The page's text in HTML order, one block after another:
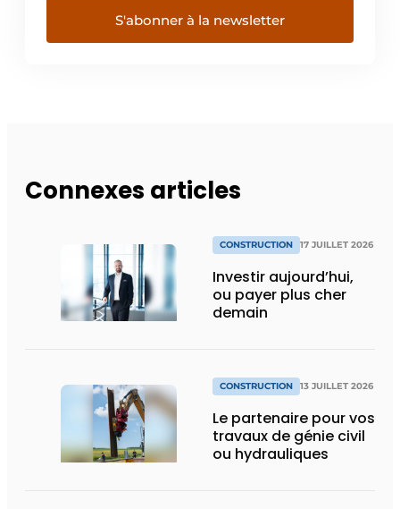
S'abonner à la newsletter
Connexes articles
CONSTRUCTION 17 JUILLET 2026
Investir aujourd’hui,
ou payer plus cher
demain
CONSTRUCTION 13 JUILLET 2026
Le partenaire pour vos
travaux de génie civil
ou hydrauliques